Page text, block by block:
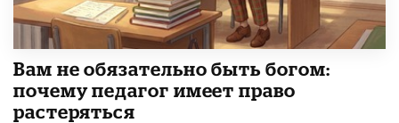
​Вам не обязательно быть богом:
почему педагог имеет право
растеряться